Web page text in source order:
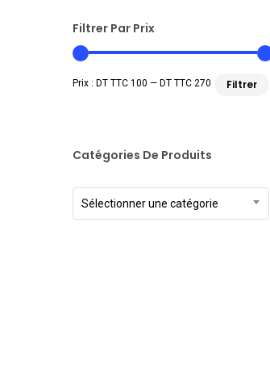
Filtrer Par Prix
Filtrer
Prix : DT TTC 100 — DT TTC 270
Catégories De Produits
Sélectionner une catégorie